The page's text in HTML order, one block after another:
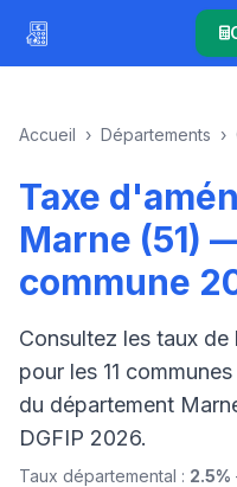
Accueil › Départements ›
Taxe
Marne (51)
commune
Consultez les taux
pour les 11
du département
DGFIP 2026.
Taux départemental : 2.5%